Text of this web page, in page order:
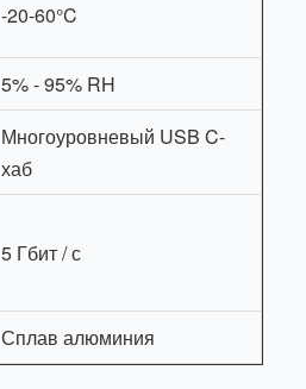
-20-60°C
5% - 95% RH
Многоуровневый USB C-
хаб
5 Гбит / с
Сплав алюминия